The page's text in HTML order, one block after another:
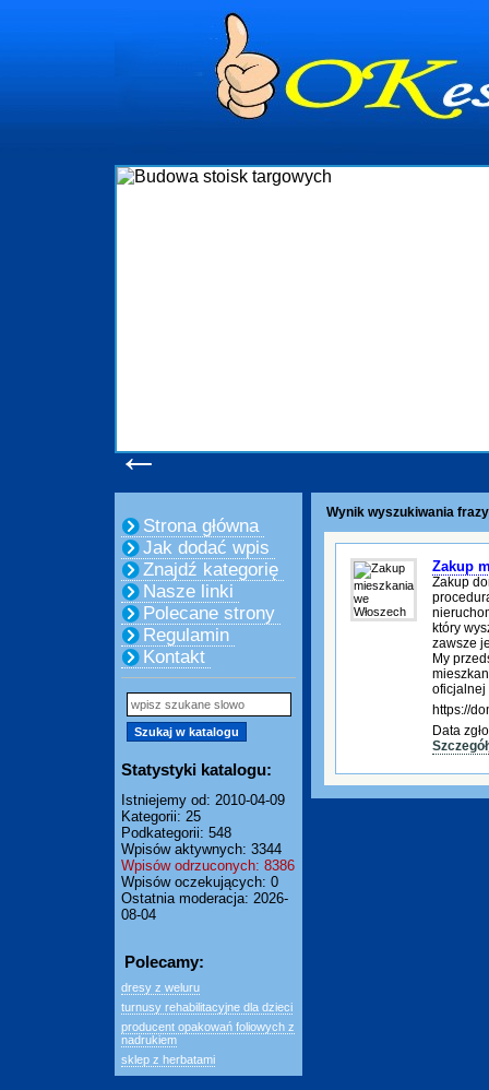
←
Strona główna
Jak dodać wpis
Znajdź kategorię
Nasze linki
Polecane strony
Regulamin
Kontakt
Statystyki katalogu:
Istniejemy od: 2010-04-09
Kategorii: 25
Podkategorii: 548
Wpisów aktywnych: 3344
Wpisów odrzuconych: 8386
Wpisów oczekujących: 0
Ostatnia moderacja: 2026-
08-04
Polecamy:
dresy z weluru
turnusy rehabilitacyjne dla dzieci
producent opakowań foliowych z
nadrukiem
sklep z herbatami
Wynik wyszukiwania
Zakup
Zakup
który
zawsze
My
oficjalnej
https://
Data